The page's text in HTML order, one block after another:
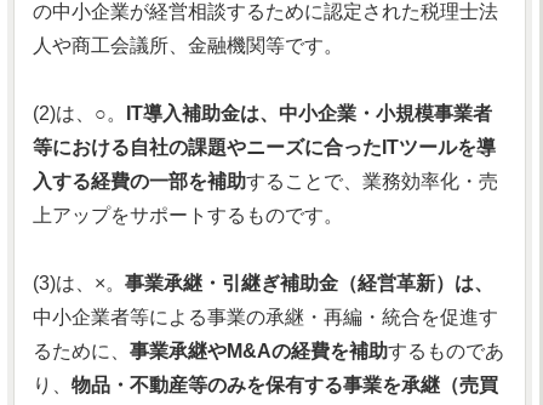
の中小企業が経営相談するために認定された税理士法
人や商工会議所、金融機関等です。
(2)は、○。
IT導入補助金は、中小企業・小規模事業者
等における自社の課題やニーズに合ったITツールを導
入する経費の一部を補助することで、業務効率化・売
上アップをサポートするものです。
(3)は、×。 事業承継・引継ぎ補助金（経営革新）は、
中小企業者等による事業の承継・再編・統合を促進す
るために、 事業承継やM&Aの経費を補助するものであ
り、 物品・不動産等のみを保有する事業を承継（売買